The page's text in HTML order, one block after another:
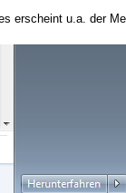
erscheint u.a. der